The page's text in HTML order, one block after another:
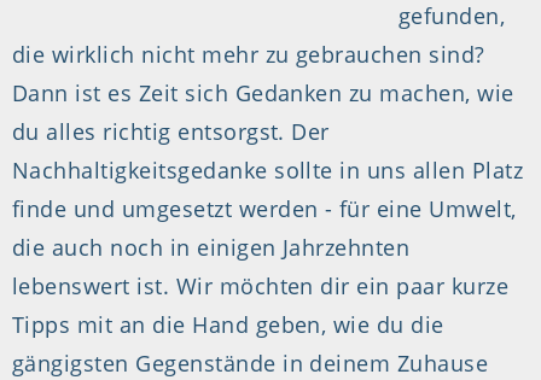
gefunden,
die wirklich nicht mehr zu gebrauchen sind?
Dann ist es Zeit sich Gedanken zu machen, wie
du alles richtig entsorgst. Der
Nachhaltigkeitsgedanke sollte in uns allen Platz
finde und umgesetzt werden - für eine Umwelt,
die auch noch in einigen Jahrzehnten
lebenswert ist. Wir möchten dir ein paar kurze
Tipps mit an die Hand geben, wie du die
gängigsten Gegenstände in deinem Zuhause